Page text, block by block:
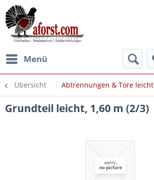
Menü
Übersicht Abtrennungen & Tore leicht
Grundteil leicht, 1,60 m (2/3)